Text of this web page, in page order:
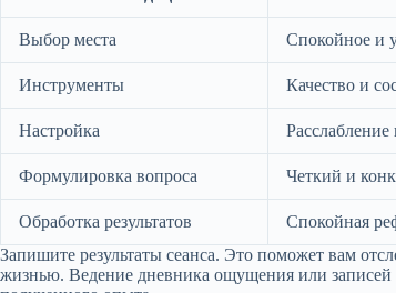
Выбор места Спокойное и
Инструменты Качество и
Настройка Расслабление
Формулировка вопроса Четкий и
Обработка результатов
Спокойная
Запишите результаты сеанса. Это поможет вам
жизнью. Ведение дневника ощущения или записей